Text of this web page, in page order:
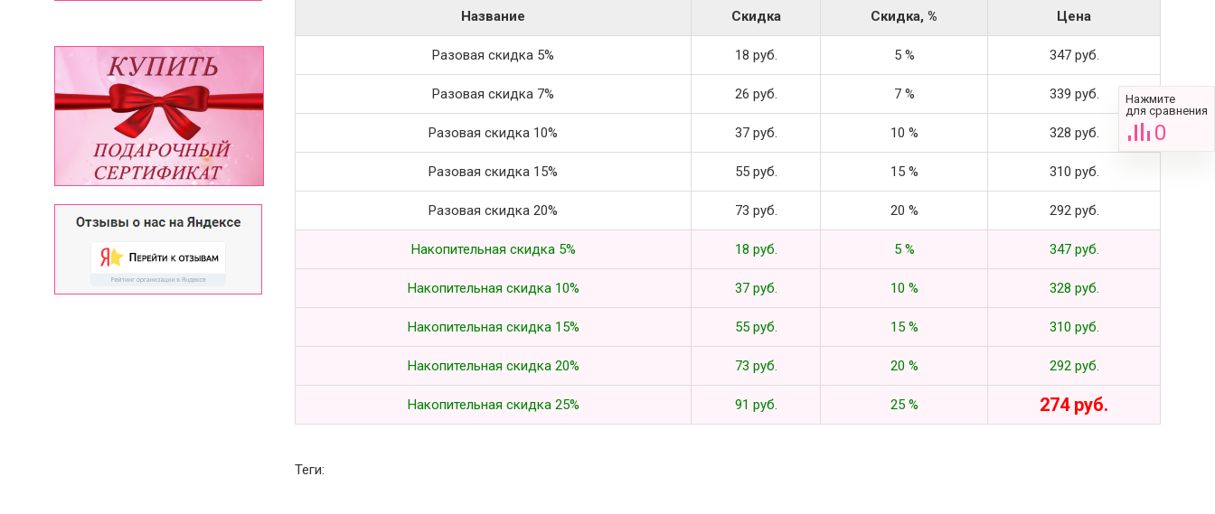
Название Скидка Скидка, % Цена
Разовая скидка 5% 18 руб. 5 % 347 руб.
Разовая скидка 7% 26 руб. 7 % 339 руб.
Разовая скидка 10% 37 руб. 10 % 328 руб.
Разовая скидка 15% 55 руб. 15 % 310 руб.
Разовая скидка 20% 73 руб. 20 % 292 руб.
Накопительная скидка 5% 18 руб. 5 % 347 руб.
Накопительная скидка 10% 37 руб. 10 % 328 руб.
Накопительная скидка 15% 55 руб. 15 % 310 руб.
Накопительная скидка 20% 73 руб. 20 % 292 руб.
Накопительная скидка 25% 91 руб. 25 % 274 руб.
Теги:
Нажмите
для сравнения
0